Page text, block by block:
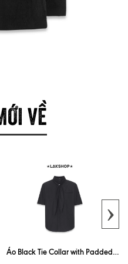
VỀ
Áo Black Tie Collar with Padded
›